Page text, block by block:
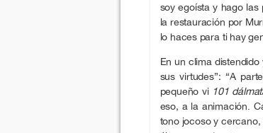
soy egoísta y hago
la restauración por
lo haces para ti hay
En un clima
sus virtudes”: “A
pequeño vi 101
eso, a la animación.
tono jocoso y